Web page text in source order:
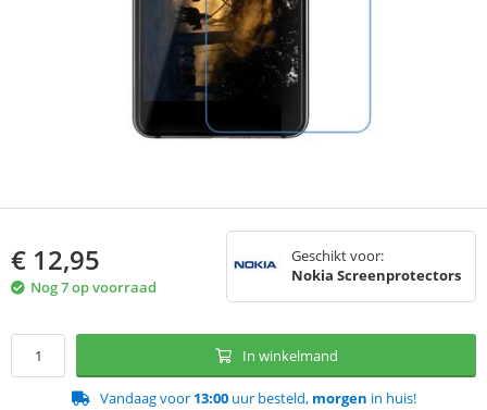
€ 12,95
Nog 7 op voorraad
Geschikt voor:
Nokia Screenprotectors
In winkelmand
Vandaag voor 13:00uur besteld, morgen in huis!